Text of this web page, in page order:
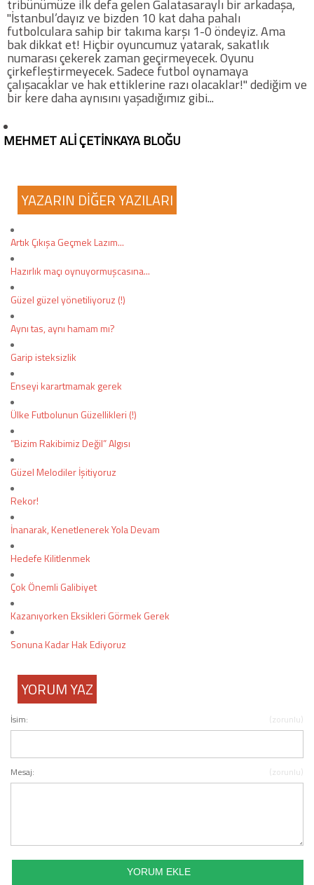
tribünümüze ilk defa gelen Galatasaraylı bir arkadaşa,
"İstanbul’dayız ve bizden 10 kat daha pahalı
futbolculara sahip bir takıma karşı 1-0 öndeyiz. Ama
bak dikkat et! Hiçbir oyuncumuz yatarak, sakatlık
numarası çekerek zaman geçirmeyecek. Oyunu
çirkefleştirmeyecek. Sadece futbol oynamaya
çalışacaklar ve hak ettiklerine razı olacaklar!" dediğim ve
bir kere daha aynısını yaşadığımız gibi...
MEHMET ALİ ÇETİNKAYA BLOĞU
YAZARIN DİĞER YAZILARI
Artık Çıkışa Geçmek Lazım...
Hazırlık maçı oynuyormuşcasına...
Güzel güzel yönetiliyoruz (!)
Aynı tas, aynı hamam mı?
Garip isteksizlik
Enseyi karartmamak gerek
Ülke Futbolunun Güzellikleri (!)
“Bizim Rakibimiz Değil” Algısı
Güzel Melodiler İşitiyoruz
Rekor!
İnanarak, Kenetlenerek Yola Devam
Hedefe Kilitlenmek
Çok Önemli Galibiyet
Kazanıyorken Eksikleri Görmek Gerek
Sonuna Kadar Hak Ediyoruz
YORUM YAZ
İsim: (zorunlu)
Mesaj: (zorunlu)